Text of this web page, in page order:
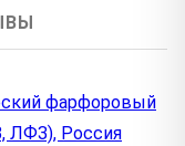
фарфоровый
ЛФЗ), Россия